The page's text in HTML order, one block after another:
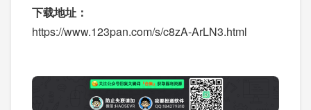
下载地址：
https://www.123pan.com/s/c8zA-ArLN3.html